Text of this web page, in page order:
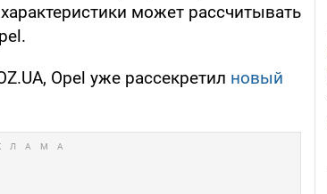
может рассчитывать
Opel уже рассекретил новый